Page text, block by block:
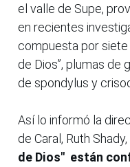
el valle de Supe,
en recientes
compuesta por siete
de Dios”, plumas de
de spondylus y
Así lo informó la
de Caral, Ruth
de Dios" están